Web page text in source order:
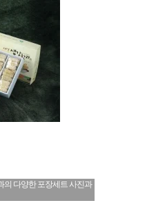
다양한 포장세트 사진과